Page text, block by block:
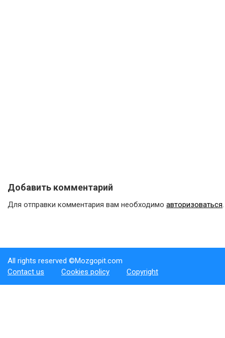
Добавить комментарий
Для отправки комментария вам необходимо авторизоваться.
All rights reserved ©Mozgopit.com
Contact us
Cookies policy Copyright